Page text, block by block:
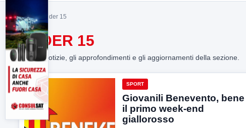
Home> under 15
UNDER 15
Tutte le notizie, gli approfondimenti e gli aggiornamenti della sezione.
SPORT
Giovanili Benevento, bene
il primo week-end
giallorosso